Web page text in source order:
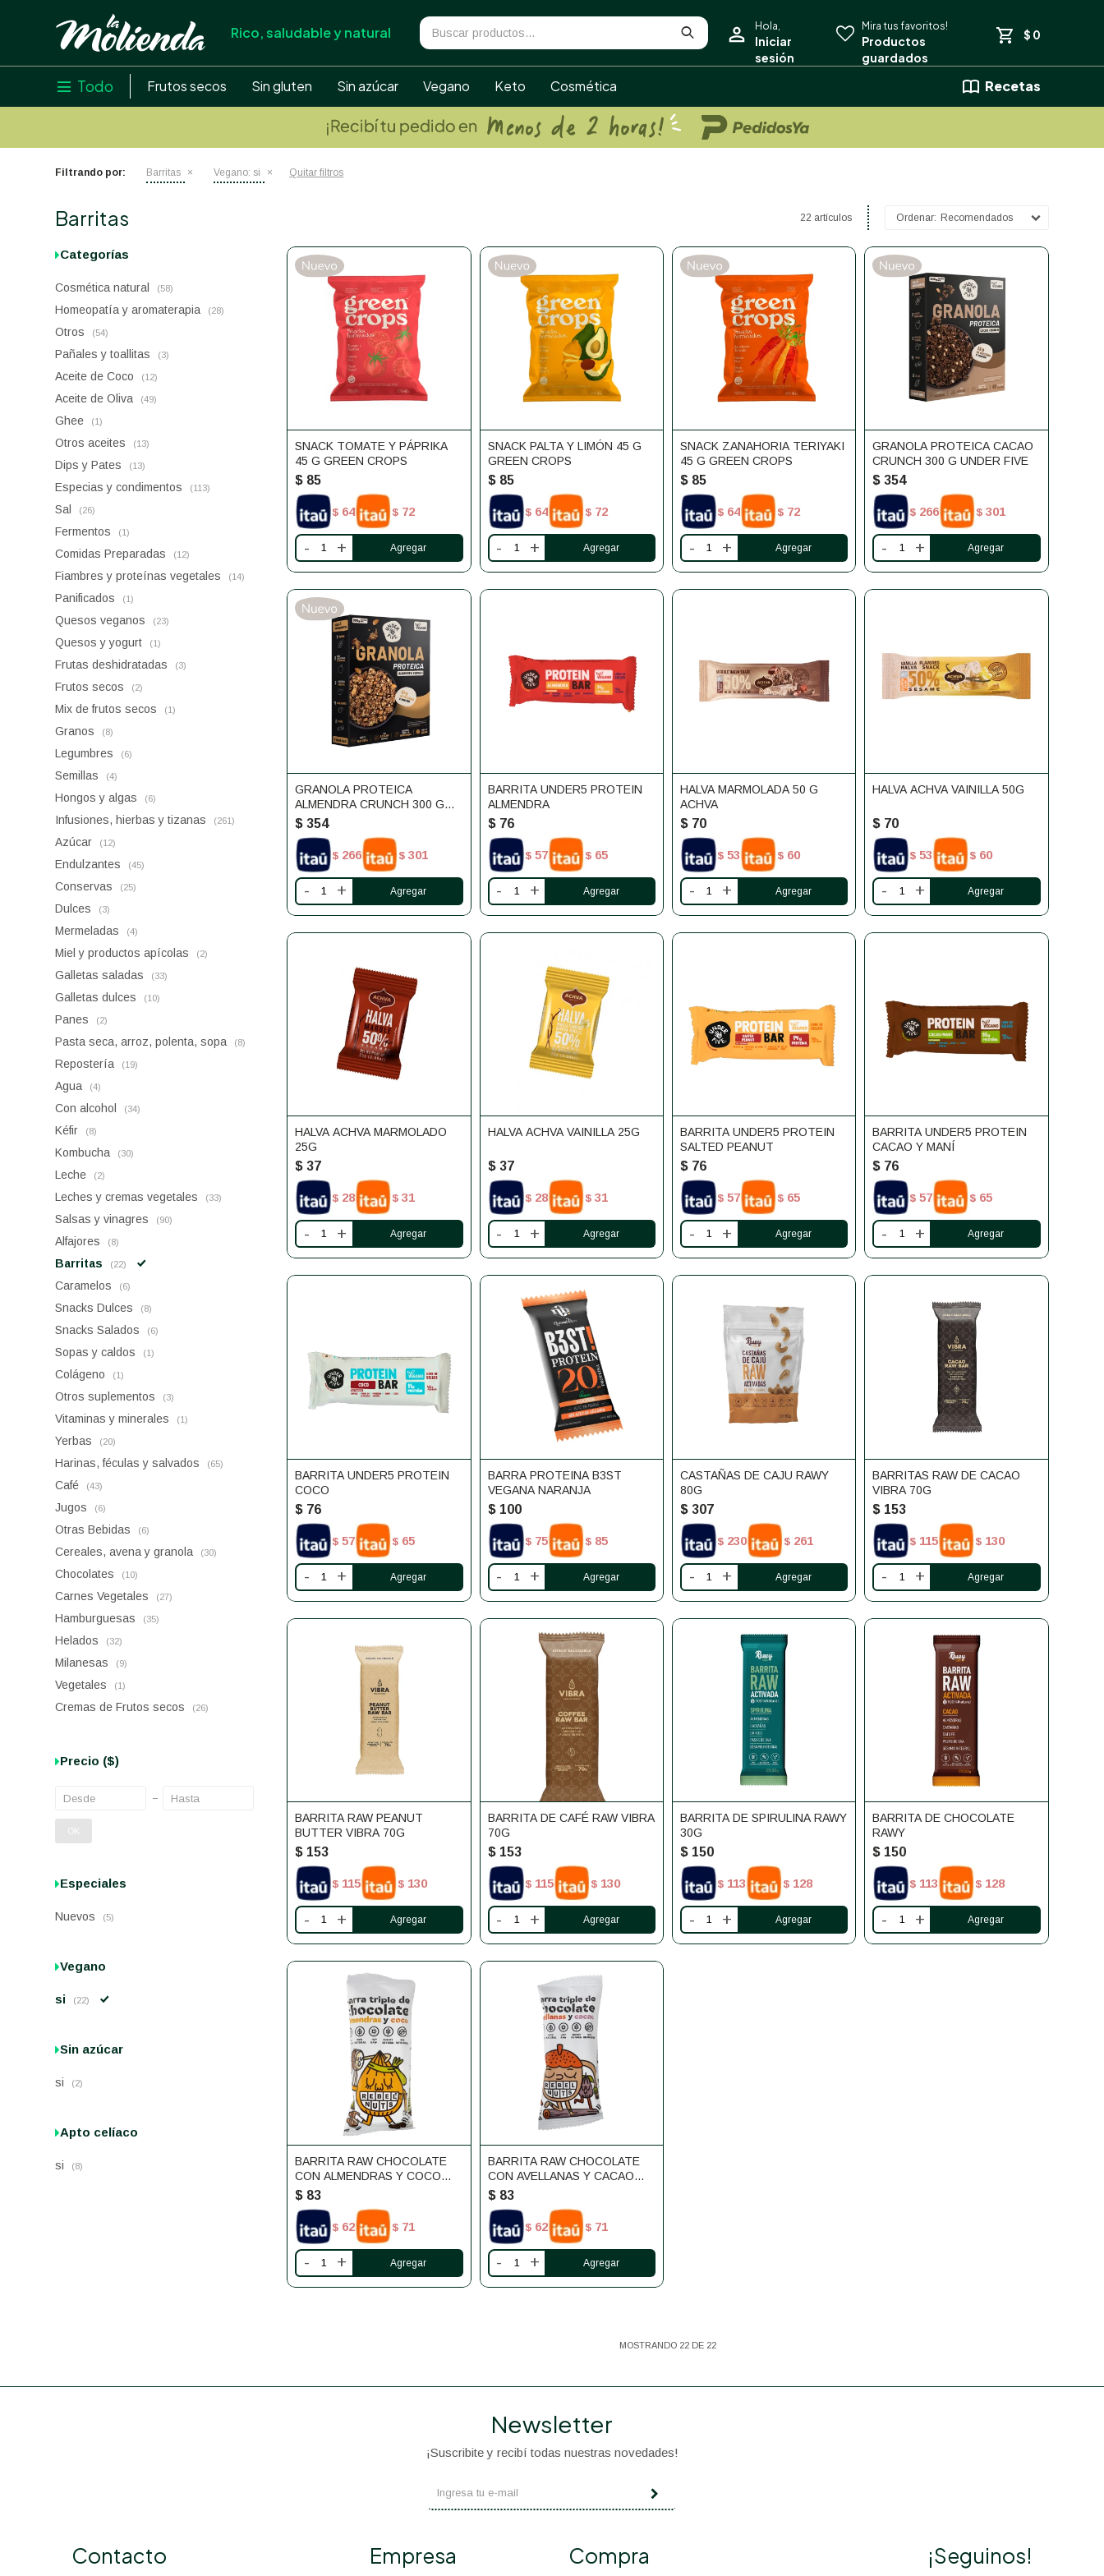
Rico, saludable y natural
 Todo Frutos secos Sin gluten Sin azúcar Vegano Keto Cosmética Recetas
$ 0
Filtrando por: Barritas Vegano: si Quitar filtros
22 artículos Recomendados
SNACK TOMATE Y PÁPRIKA
45 G GREEN CROPS
$ 85
$ 64 $ 72
- +
SNACK PALTA Y LIMÓN 45 G
GREEN CROPS
$ 85
$ 64 $ 72
- +
SNACK ZANAHORIA TERIYAKI
45 G GREEN CROPS
$ 85
$ 64 $ 72
- +
GRANOLA PROTEICA CACAO
CRUNCH 300 G UNDER FIVE
$ 354
$ 266 $ 301
- +
GRANOLA PROTEICA
ALMENDRA CRUNCH 300 G
UNDER FIVE
$ 354
$ 266 $ 301
- +
BARRITA UNDER5 PROTEIN
ALMENDRA
$ 76
$ 57 $ 65
- +
HALVA MARMOLADA 50 G
ACHVA
$ 70
$ 53 $ 60
- +
HALVA ACHVA VAINILLA 50G
$ 70
$ 53 $ 60
- +
HALVA ACHVA MARMOLADO
25G
$ 37
$ 28 $ 31
- +
HALVA ACHVA VAINILLA 25G
$ 37
$ 28 $ 31
- +
BARRITA UNDER5 PROTEIN
SALTED PEANUT
$ 76
$ 57 $ 65
- +
BARRITA UNDER5 PROTEIN
CACAO Y MANÍ
$ 76
$ 57 $ 65
- +
BARRITA UNDER5 PROTEIN
COCO
$ 76
$ 57 $ 65
- +
BARRA PROTEINA B3ST
VEGANA NARANJA
$ 100
$ 75 $ 85
- +
CASTAÑAS DE CAJU RAWY
80G
$ 307
$ 230 $ 261
- +
BARRITAS RAW DE CACAO
VIBRA 70G
$ 153
$ 115 $ 130
- +
BARRITA RAW PEANUT
BUTTER VIBRA 70G
$ 153
$ 115 $ 130
- +
BARRITA DE CAFÉ RAW VIBRA
70G
$ 153
$ 115 $ 130
- +
BARRITA DE SPIRULINA RAWY
30G
$ 150
$ 113 $ 128
- +
BARRITA DE CHOCOLATE
RAWY
$ 150
$ 113 $ 128
- +
BARRITA RAW CHOCOLATE
CON ALMENDRAS Y COCO
REBEL NUTS
$ 83
$ 62 $ 71
- +
BARRITA RAW CHOCOLATE
CON AVELLANAS Y CACAO
REBEL NUTS
$ 83
$ 62 $ 71
- +
MOSTRANDO 22DE 22
Barritas
Categorías
Cosmética natural (58)
Homeopatía y aromaterapia (28)
Otros (54)
Pañales y toallitas (3)
Aceite de Coco (12)
Aceite de Oliva (49)
Ghee (1)
Otros aceites (13)
Dips y Pates (13)
Especias y condimentos (113)
Sal (26)
Fermentos (1)
Comidas Preparadas (12)
Fiambres y proteínas vegetales (14)
Panificados (1)
Quesos veganos (23)
Quesos y yogurt (1)
Frutas deshidratadas (3)
Frutos secos (2)
Mix de frutos secos (1)
Granos (8)
Legumbres (6)
Semillas (4)
Hongos y algas (6)
Infusiones, hierbas y tizanas (261)
Azúcar (12)
Endulzantes (45)
Conservas (25)
Dulces (3)
Mermeladas (4)
Miel y productos apícolas (2)
Galletas saladas (33)
Galletas dulces (10)
Panes (2)
Pasta seca, arroz, polenta, sopa (8)
Repostería (19)
Agua (4)
Con alcohol (34)
Kéfir (8)
Kombucha (30)
Leche (2)
Leches y cremas vegetales (33)
Salsas y vinagres (90)
Alfajores (8)
Barritas (22)
Caramelos (6)
Snacks Dulces (8)
Snacks Salados (6)
Sopas y caldos (1)
Colágeno (1)
Otros suplementos (3)
Vitaminas y minerales (1)
Yerbas (20)
Harinas, féculas y salvados (65)
Café (43)
Jugos (6)
Otras Bebidas (6)
Cereales, avena y granola (30)
Chocolates (10)
Carnes Vegetales (27)
Hamburguesas (35)
Helados (32)
Milanesas (9)
Vegetales (1)
Cremas de Frutos secos (26)
Precio ($)
OK
Especiales
Nuevos (5)
Vegano
si (22)
Sin azúcar
si (2)
Apto celíaco
si (8)
Contacto Empresa Compra
Newsletter
¡Suscribite y recibí todas nuestras novedades!
¡Seguinos!
close
store
local_shipping
credit_card